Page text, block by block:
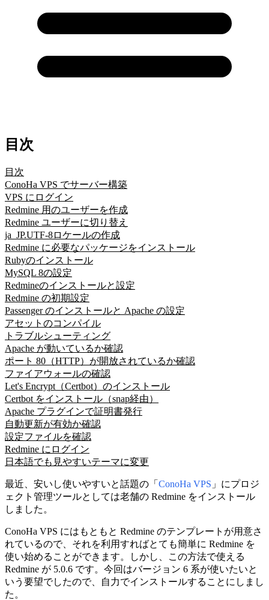
目次
目次
ConoHa VPS でサーバー構築
VPS にログイン
Redmine 用のユーザーを作成
Redmine ユーザーに切り替え
ja_JP.UTF-8ロケールの作成
Redmine に必要なパッケージをインストール
Rubyのインストール
MySQL 8の設定
Redmineのインストールと設定
Redmine の初期設定
Passenger のインストールと Apache の設定
アセットのコンパイル
トラブルシューティング
Apache が動いているか確認
ポート 80（HTTP）が開放されているか確認
ファイアウォールの確認
Let's Encrypt（Certbot）のインストール
Certbot をインストール（snap経由）
Apache プラグインで証明書発行
自動更新が有効か確認
設定ファイルを確認
Redmine にログイン
日本語でも見やすいテーマに変更
最近、安いし使いやすいと話題の「 ConoHa VPS 」にプロジ
ェクト管理ツールとしては老舗の Redmine をインストール
しました。
ConoHa VPS にはもともと Redmine のテンプレートが用意さ
れているので、それを利用すればとても簡単に Redmine を
使い始めることができます。しかし、この方法で使える
Redmine が 5.0.6 です。今回はバージョン 6 系が使いたいと
いう要望でしたので、自力でインストールすることにしまし
た。